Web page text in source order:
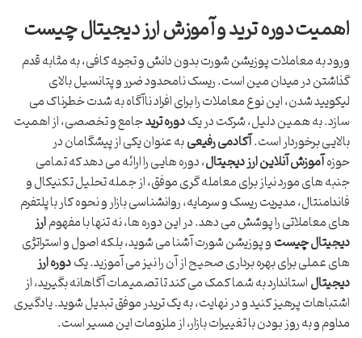
اهمیت دوره ترید و آموزش ارز دیجیتال چیست
ورود به معاملات پوزیشن شورت بدون دانش و تجربه کافی، به مثابه قدم
گذاشتن در میدان مین است. ریسک نامحدود ضرر و پتانسیل بالای
لیکویید شدن، این نوع معاملات را برای افراد ناآگاه به شدت خطرناک می
سازد. به همین دلیل، شرکت در یکدوره تریدجامع و تخصصی، از اهمیت
بالایی برخوردار است.آکادمی رفیعیبه عنوان یکی از پیشگامان در
حوزهآموزش آنلاین ارز دیجیتال، دوره هایی را ارائه می دهد که تمامی
جنبه های مورد نیاز برای معامله گری موفق، از جمله تحلیل تکنیکال و
فاندامنتال، مدیریت ریسک و سرمایه، روانشناسی بازار و نحوه کار با پلتفرم
های معاملاتی را پوشش می دهد. در این دوره ها، نه تنها با مفهومارز
دیجیتال چیستو پوزیشن شورت آشنا می شوید، بلکه اصول و استراتژی
های عملی برای بهره برداری صحیح از آن را نیز می آموزید. یکدوره ارز
دیجیتالاستاندارد به شما کمک می کند تا تصمیمات آگاهانه بگیرید، از
اشتباهات پرهیز کنید و در نهایت، به یک تریدر موفق تبدیل شوید. یادگیری
مداوم و به روز بودن با تغییرات بازار، از ملزومات این مسیر است.